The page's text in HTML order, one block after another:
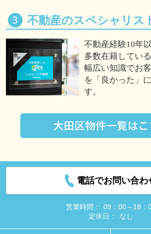
不動産のスペシャリス
不動産経験10年
多数在籍してい
幅広い知識でお
を「良かった」
す。
電話でお問い合わ
営業時間：
09：00～18：
定休日：
なし